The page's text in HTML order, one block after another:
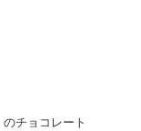
のチョコレート